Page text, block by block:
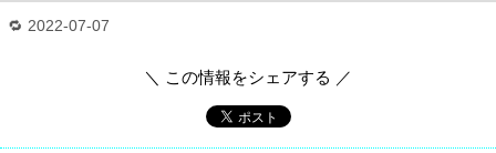
2022-07-07
＼ この情報をシェアする ／